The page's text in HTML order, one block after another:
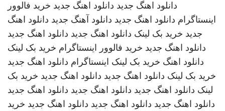
دانلود اهنگ جدید دانلود اهنگ جدید خرید فالوور
اینستاگرام دانلود اهنگ جدید دانلود آهنگ جدید دانلود اهنگ
جدید خرید بک لینک دانلود اهنگ جدید دانلود اهنگ جدید
دانلود اهنگ جدید خرید فالوور اینستاگرام خرید بک لینک
دانلود اهنگ خرید بک لینک اینستاگرام دانلود اهنگ جدید
خرید بک لینک دانلود اهنگ جدید دانلود اهنگ جدید خرید بک
لینک دانلود اهنگ جدید دانلود اهنگ جدید دانلود اهنگ جدید
دانلود اهنگ جدید دانلود اهنگ جدید دانلود اهنگ جدید خرید